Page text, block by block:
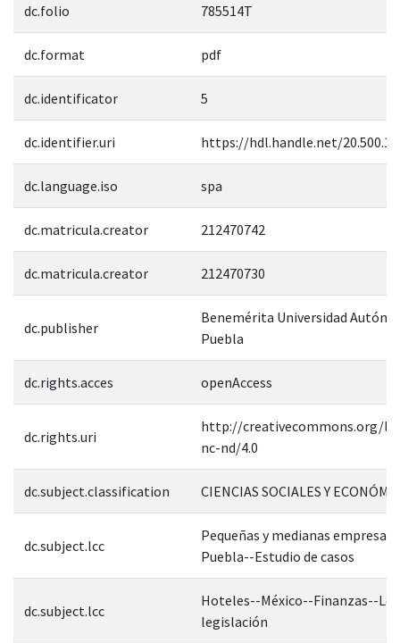
dc.folio 785514T
dc.format pdf
dc.identificator 5
dc.identifier.uri https://hdl.handle.net/
dc.language.iso spa
dc.matricula.creator 212470742
dc.matricula.creator 212470730
dc.publisher
Benemérita Universidad
Puebla
dc.rights.acces openAccess
dc.rights.uri
http://creativecommons.org/
nc-nd/4.0
dc.subject.classification CIENCIAS SOCIALES Y
dc.subject.lcc
Pequeñas y medianas
Puebla--Estudio de casos
dc.subject.lcc
Hoteles--México--Finanzas--
legislación